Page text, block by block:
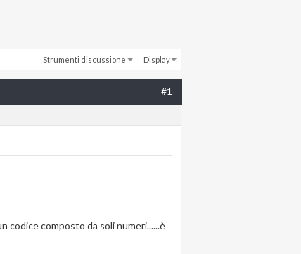
Strumenti discussione Display
#1
codice composto da soli numeri......è